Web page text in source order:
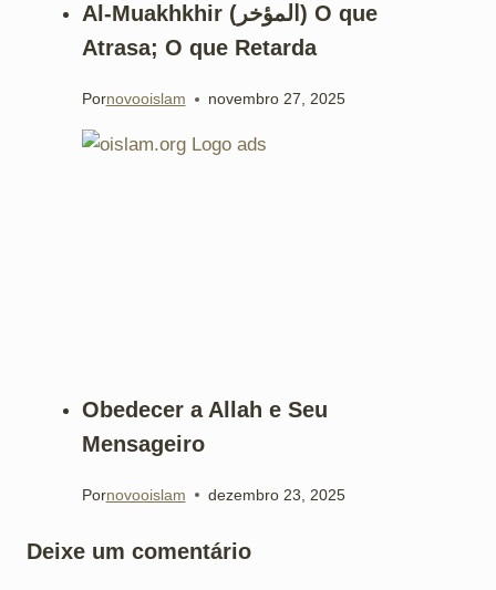
Al-Muakhkhir (المؤخر) O que
Atrasa; O que Retarda
Pornovooislam novembro 27, 2025
Obedecer a Allah e Seu
Mensageiro
Pornovooislam dezembro 23, 2025
Deixe um comentário